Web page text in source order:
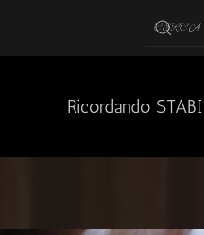
Ricordando